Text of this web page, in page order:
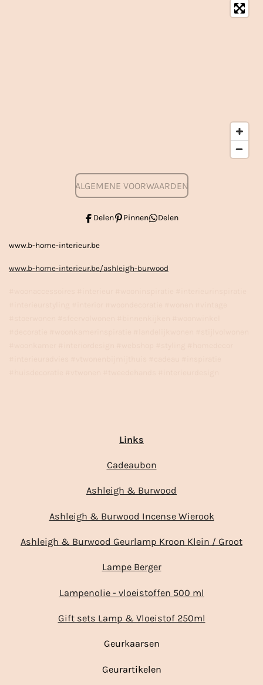
ALGEMENE VOORWAARDEN
Delen Pinnen Delen
www.b-home-interieur.be
www.b-home-interieur.be/ashleigh-burwood
Links
Cadeaubon
Ashleigh & Burwood
Ashleigh & Burwood Incense Wierook
Ashleigh & Burwood Geurlamp Kroon Klein / Groot
Lampe Berger
Lampenolie - vloeistoffen 500 ml
Gift sets Lamp & Vloeistof 250ml
Geurkaarsen
Geurartikelen